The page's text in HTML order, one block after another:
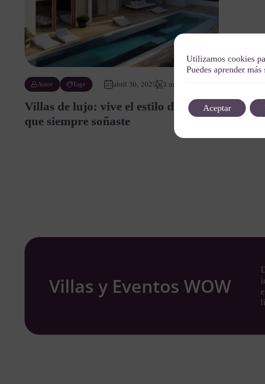
Autor Tags abril 30, 2025 3 min de lectura
Villas de lujo: vive el estilo de vida
que siempre soñaste
Villas y Eventos WOW
Utilizamos cookies
Puedes aprender
Aceptar